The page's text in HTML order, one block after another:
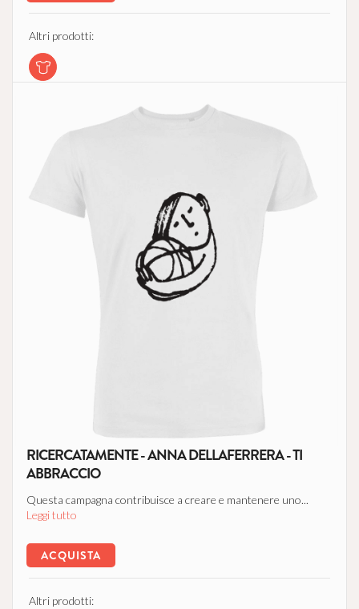
Altri prodotti:
RICERCATAMENTE - ANNA DELLAFERRERA - TI
ABBRACCIO
Questa campagna contribuisce a creare e mantenere uno...
Leggi tutto
ACQUISTA
Altri prodotti: